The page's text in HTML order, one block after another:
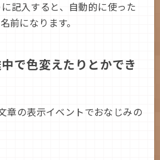
記入すると、自動的に使った
前になります。
で色変えたりとかでき
章の表示イベントでおなじみの